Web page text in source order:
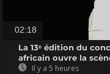
02:18
La 13ᵉ édition du
africain ouvre la
Il y a 5 heures